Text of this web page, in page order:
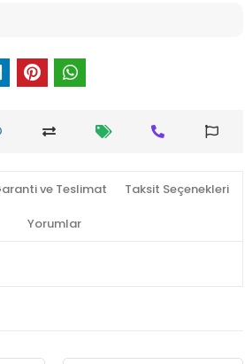
ve Teslimat Taksit Seçenekleri
Yorumlar